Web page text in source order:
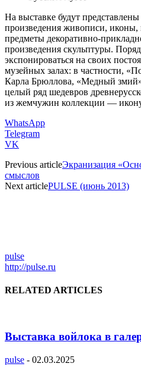
На выставке будут
произведения живописи, иконы,
предметы декоративно-
произведения скульптуры.
экспонироваться на своих
музейных залах: в частности,
Карла Брюллова, «Медный
целый ряд шедевров
из жемчужин коллекции —
WhatsApp
Telegram
VK
Previous articleЭкранизация
смыслов
Next articlePULSE (июнь 2013)
pulse
http://pulse.ru
RELATED ARTICLES
Выставка войлока в
pulse - 02.03.2025